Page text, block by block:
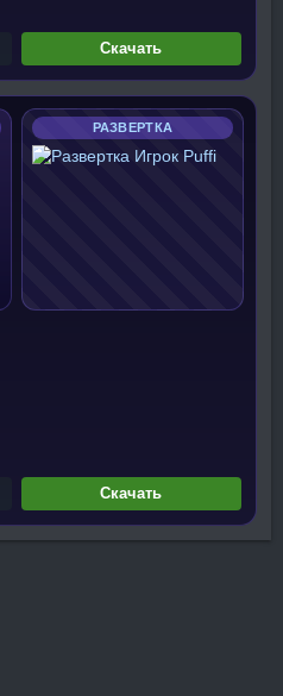
Скачать
РАЗВЕРТКА
Скачать